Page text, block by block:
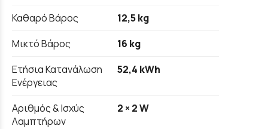
Καθαρό Βάρος
12,5 kg
Μικτό Βάρος
16 kg
Ετήσια Κατανάλωση
Ενέργειας
52,4 kWh
Αριθμός & Ισχύς
Λαμπτήρων
2 × 2 W